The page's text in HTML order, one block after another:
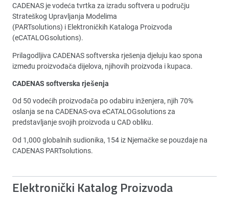
CADENAS je vodeća tvrtka za izradu softvera u području
Strateškog Upravljanja Modelima
(PARTsolutions) i Elektroničkih Kataloga Proizvoda
(eCATALOGsolutions).
Prilagodljiva CADENAS softverska rješenja djeluju kao spona
između proizvođača dijelova, njihovih proizvoda i kupaca.
CADENAS softverska rješenja
Od 50 vodećih proizvođača po odabiru inženjera, njih 70%
oslanja se na CADENAS-ova eCATALOGsolutions za
predstavljanje svojih proizvoda u CAD obliku.
Od 1,000 globalnih sudionika, 154 iz Njemačke se pouzdaje na
CADENAS PARTsolutions.
Elektronički Katalog Proizvoda